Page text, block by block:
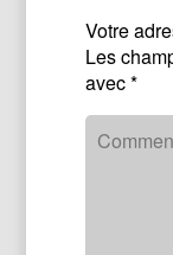
Votre
Les
avec*